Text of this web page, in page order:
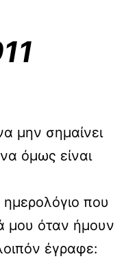
μην σημαίνει
όμως είναι
που
μου όταν ήμουν
έγραφε: